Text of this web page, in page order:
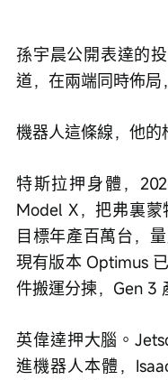
孫宇晨公開表達的
道，在兩端同時佈局
機器人這條線，他的
特斯拉押身體，
Model X，把弗裏蒙
目標年產百萬台，
現有版本 Optimus
件搬運分揀，Gen 3
英偉達押大腦。
進機器人本體，